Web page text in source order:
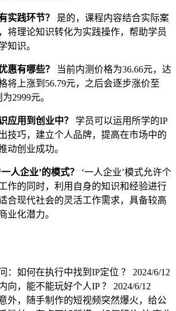
实践环节？
是的，课程内容结合实际案
将理论知识转化为实践操作，帮助学员
知识。
惠有哪些？
当前内测价格为36.66元，达
将上涨到56.79元，之后会逐步涨价至
2999元。
应用到创业中？
学员可以运用所学的IP
技巧，建立个人品牌，提高在市场中的
动创业成功。
人企业’的模式？
‘一人企业’模式允许个
作的同时，利用自身的知识和经验进行
合现代社会的灵活工作需求，具备较高
业化潜力。
：如何在执行中找到IP定位 ？ 2024/6/12
向，能不能玩好个人IP ？ 2024/6/12
外，随手制作的短视频突然爆火，给公